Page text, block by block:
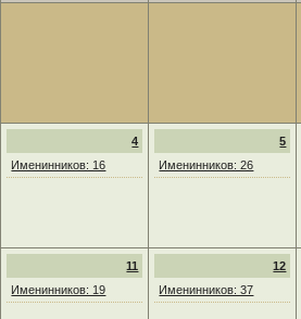
4
Именинников: 16
5
Именинников: 26
11
Именинников: 19
12
Именинников: 37